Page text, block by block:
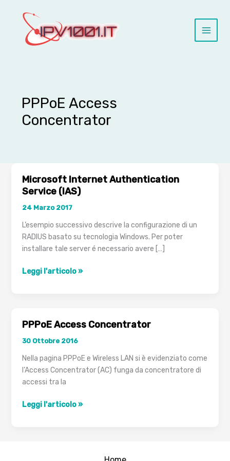
contenuto
PPPoE Access
Concentrator
Microsoft Internet Authentication
Service (IAS)
24 Marzo 2017
L’esempio successivo descrive la configurazione di un
RADIUS basato su tecnologia Windows. Per poter
installare tale server é necessario avere […]
Microsoft
Leggi l'articolo »
PPPoE Access Concentrator
30 Ottobre 2016
Nella pagina PPPoE e Wireless LAN si è evidenziato come
l’Access Concentrator (AC) funga da concentratore di
accessi tra la
PPPoE
Leggi l'articolo »